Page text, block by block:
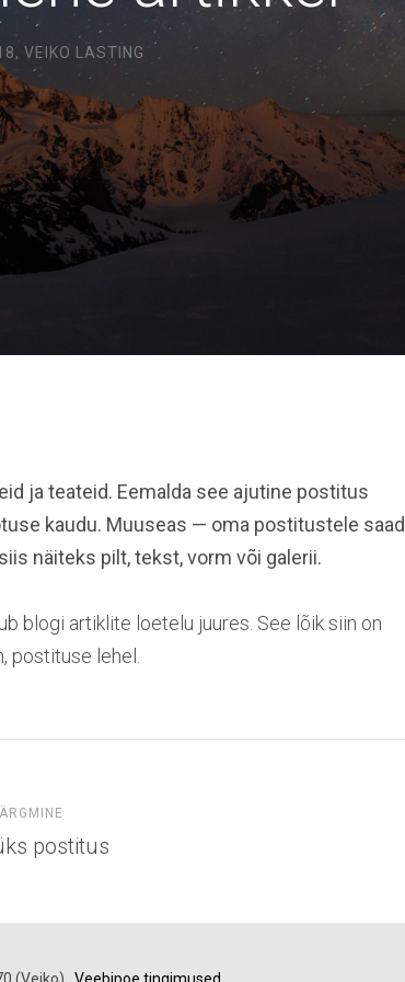
VEIKO LASTING
ja teateid. Eemalda see ajutine postitus
kaudu. Muuseas — oma postitustele saad
näiteks pilt, tekst, vorm või galerii.
blogi artiklite loetelu juures. See lõik siin on
postituse lehel.
postitus